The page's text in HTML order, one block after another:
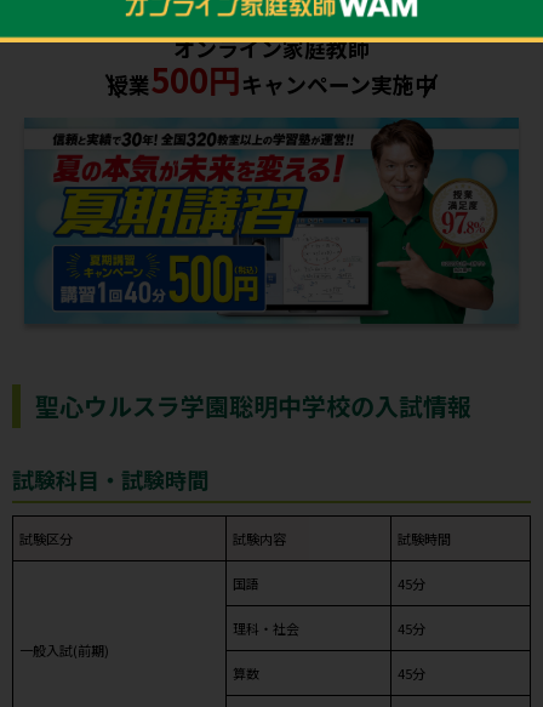
オンライン家庭教師
授業500円キャンペーン実施中
聖心ウルスラ学園聡明中学校の入試情報
試験科目・試験時間
試験区分 試験内容 試験時間
一般入試(前期)
国語 45分
理科・社会 45分
算数 45分